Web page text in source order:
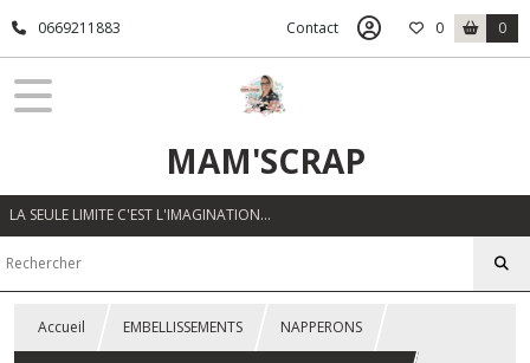
0669211883 Contact 0 0
MAM'SCRAP
LA SEULE LIMITE C'EST L'IMAGINATION…
Accueil EMBELLISSEMENTS NAPPERONS